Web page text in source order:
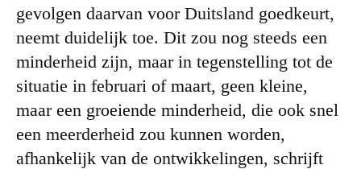
gevolgen daarvan voor Duitsland goedkeurt,
neemt duidelijk toe. Dit zou nog steeds een
minderheid zijn, maar in tegenstelling tot de
situatie in februari of maart, geen kleine,
maar een groeiende minderheid, die ook snel
een meerderheid zou kunnen worden,
afhankelijk van de ontwikkelingen, schrijft